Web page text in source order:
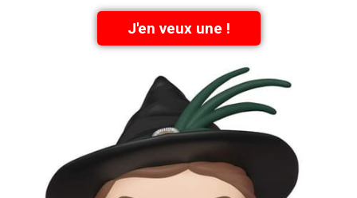
J'en veux une !